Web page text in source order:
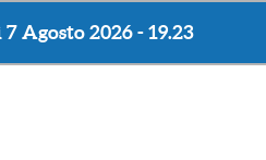
Agosto 2026 - 19.23